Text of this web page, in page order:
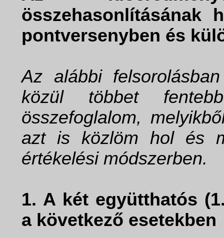
összehasonlításának
pontversenyben és
Az alábbi
közül többet
összefoglalom,
azt is közlöm hol és
értékelési módszerben.
1. A két együtthatós
a következő esetekben